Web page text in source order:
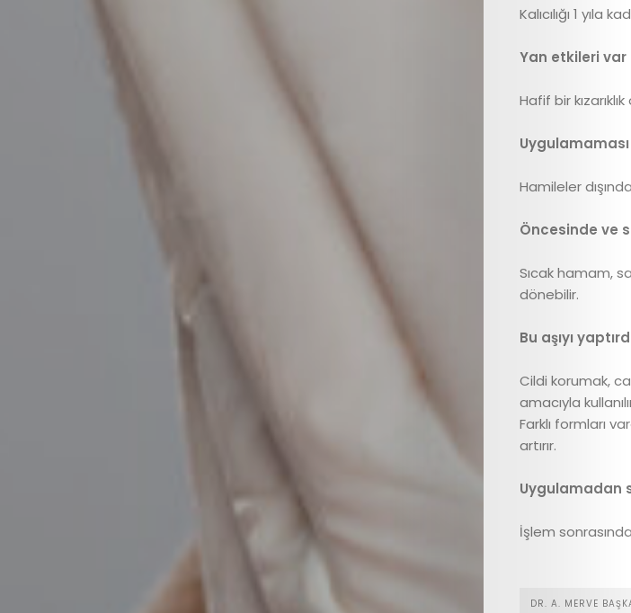
Astroloji
Editör
Videolar
Cici
Gündem
Cici
İletişim
Search
Kalıcılığı 1
Yan etkileri var
Hafif bir
Hamileler
Öncesinde ve
Sıcak hamam,
dönebilir.
Bu aşıyı
Cildi korumak,
amacıyla
Farklı formları
artırır.
Uygulamadan
İşlem
DR. A. MERVE